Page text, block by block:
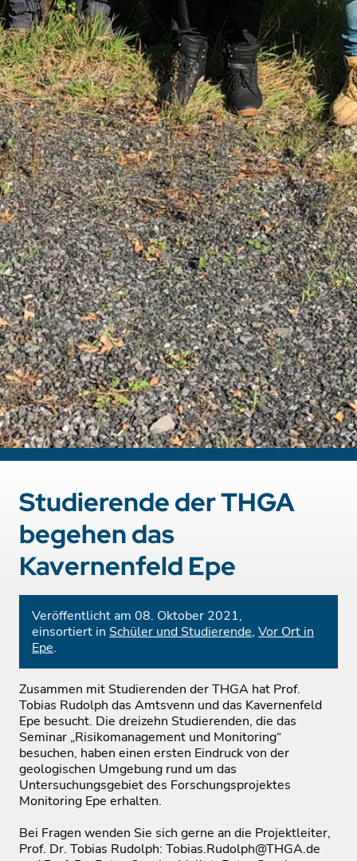
Studierende der THGA
begehen das
Kavernenfeld Epe
Veröffentlicht am 08. Oktober 2021,
einsortiert in Schüler und Studierende, Vor Ort in
Epe.
Zusammen mit Studierenden der THGA hat Prof.
Tobias Rudolph das Amtsvenn und das Kavernenfeld
Epe besucht. Die dreizehn Studierenden, die das
Seminar „Risikomanagement und Monitoring“
besuchen, haben einen ersten Eindruck von der
geologischen Umgebung rund um das
Untersuchungsgebiet des Forschungsprojektes
Monitoring Epe erhalten.
Bei Fragen wenden Sie sich gerne an die Projektleiter,
Prof. Dr. Tobias Rudolph: Tobias.Rudolph@THGA.de